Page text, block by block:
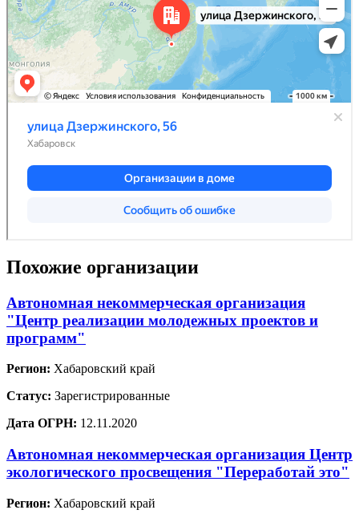
Похожие организации
Автономная некоммерческая организация
"Центр реализации молодежных проектов и
программ"
Регион: Хабаровский край
Статус: Зарегистрированные
Дата ОГРН: 12.11.2020
Автономная некоммерческая организация Центр
экологического просвещения "Переработай это"
Регион: Хабаровский край